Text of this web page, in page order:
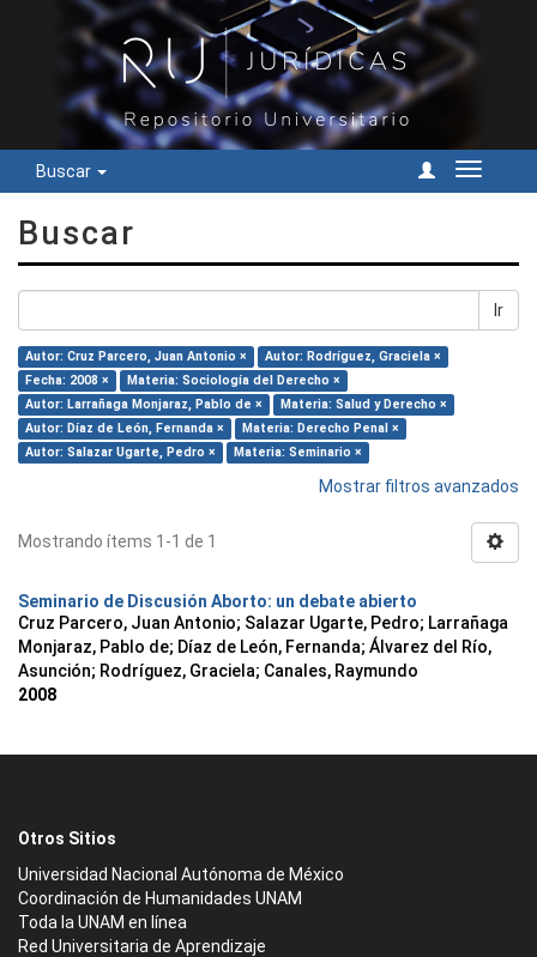
Buscar
Cambiar
Buscar
Ir
Autor: Cruz Parcero, Juan Antonio ×
Autor: Rodríguez, Graciela ×
Fecha: 2008 ×
Materia: Sociología del Derecho ×
Autor: Larrañaga Monjaraz, Pablo de ×
Materia: Salud y Derecho ×
Autor: Díaz de León, Fernanda ×
Materia: Derecho Penal ×
Autor: Salazar Ugarte, Pedro ×
Materia: Seminario ×
Mostrar filtros avanzados
Mostrando ítems 1-1 de 1
Seminario de Discusión Aborto: un debate abierto
Cruz Parcero, Juan Antonio; Salazar Ugarte, Pedro; Larrañaga
Monjaraz, Pablo de; Díaz de León, Fernanda; Álvarez del Río,
Asunción; Rodríguez, Graciela; Canales, Raymundo
2008
Otros Sitios
Universidad Nacional Autónoma de México
Coordinación de Humanidades UNAM
Toda la UNAM en línea
Red Universitaria de Aprendizaje